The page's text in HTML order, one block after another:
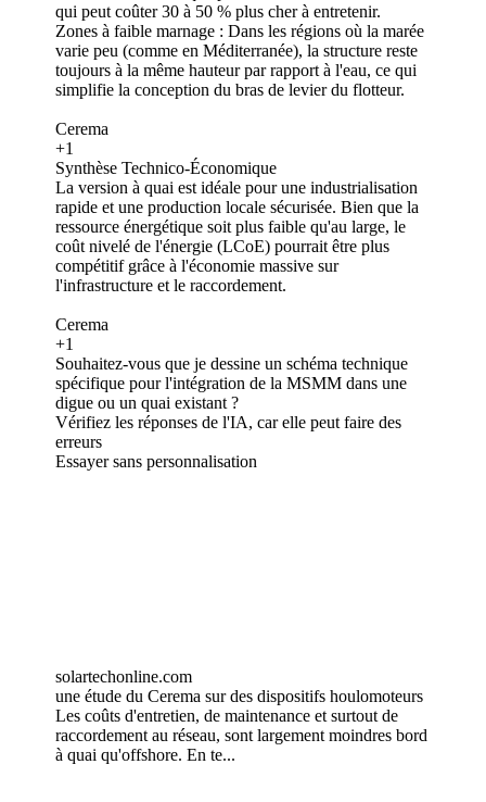
qui peut coûter 30 à 50 % plus cher à entretenir.
Zones à faible marnage : Dans les régions où la marée
varie peu (comme en Méditerranée), la structure reste
toujours à la même hauteur par rapport à l'eau, ce qui
simplifie la conception du bras de levier du flotteur.
Cerema
+1
Synthèse Technico-Économique
La version à quai est idéale pour une industrialisation
rapide et une production locale sécurisée. Bien que la
ressource énergétique soit plus faible qu'au large, le
coût nivelé de l'énergie (LCoE) pourrait être plus
compétitif grâce à l'économie massive sur
l'infrastructure et le raccordement.
Cerema
+1
Souhaitez-vous que je dessine un schéma technique
spécifique pour l'intégration de la MSMM dans une
digue ou un quai existant ?
Vérifiez les réponses de l'IA, car elle peut faire des
erreurs
Essayer sans personnalisation
solartechonline.com
une étude du Cerema sur des dispositifs houlomoteurs
Les coûts d'entretien, de maintenance et surtout de
raccordement au réseau, sont largement moindres bord
à quai qu'offshore. En te...